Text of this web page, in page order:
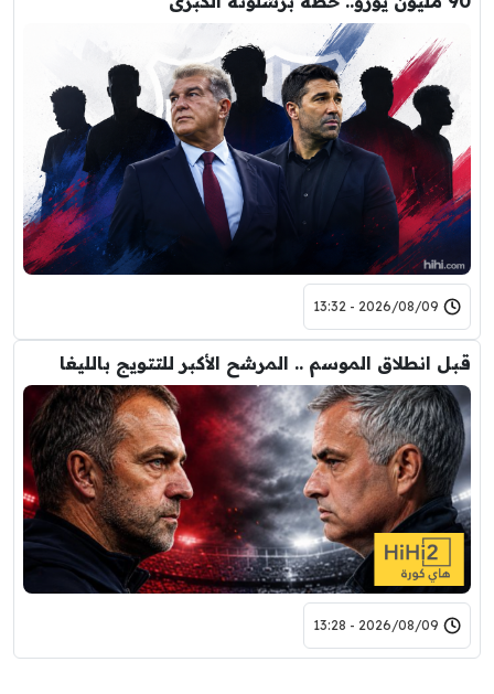
2026/08/09 - 13:32
قبل انطلاق الموسم .. المرشح الأكبر للتتويج بالليغا
2026/08/09 - 13:28